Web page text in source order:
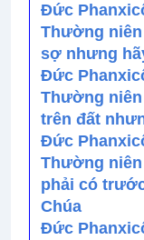
Đức
Thường niên
sợ nhưng
Đức
Thường niên
trên đất
Đức
Thường niên
phải có
Chúa
Đức